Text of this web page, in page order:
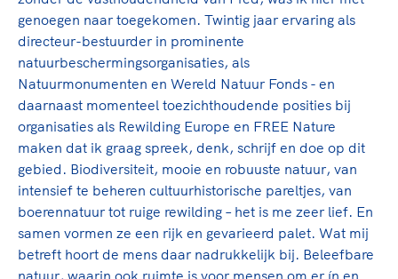
genoegen naar toegekomen. Twintig jaar ervaring als
directeur-bestuurder in prominente
natuurbeschermingsorganisaties, als
Natuurmonumenten en Wereld Natuur Fonds - en
daarnaast momenteel toezichthoudende posities bij
organisaties als Rewilding Europe en FREE Nature
maken dat ik graag spreek, denk, schrijf en doe op dit
gebied. Biodiversiteit, mooie en robuuste natuur, van
intensief te beheren cultuurhistorische pareltjes, van
boerennatuur tot ruige rewilding – het is me zeer lief. En
samen vormen ze een rijk en gevarieerd palet. Wat mij
betreft hoort de mens daar nadrukkelijk bij. Beleefbare
natuur, waarin ook ruimte is voor mensen om er ín en